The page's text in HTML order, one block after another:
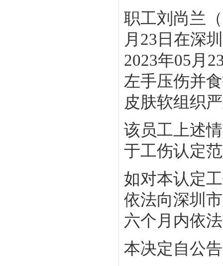
职工刘尚兰
月23日在深
2023年05月
左手压伤并
皮肤软组织
该员工上述
于工伤认定
如对本认定
依法向深圳
六个月内依
本决定自公